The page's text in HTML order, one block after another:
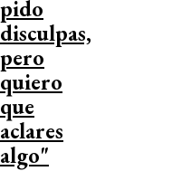
pido
disculpas,
pero
quiero
que
aclares
algo"